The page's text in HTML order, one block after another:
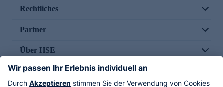
Rechtliches
Partner
Über HSE
Im TV